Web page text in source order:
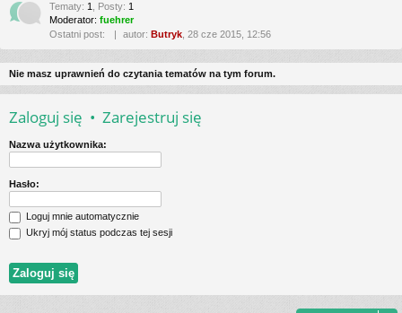
Tematy: 1 Posty: 1
Moderator: fuehrer
Ostatni post:
autor: Butryk , 28 cze 2015, 12:56
Nie masz uprawnień do czytania tematów na tym forum.
Zaloguj się • Zarejestruj się
Nazwa użytkownika:
Hasło:
Loguj mnie automatycznie
Ukryj mój status podczas tej sesji